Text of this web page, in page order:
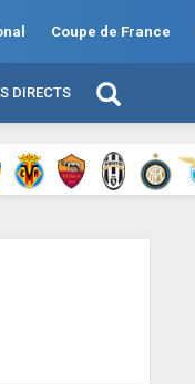
Coupe de France
DIRECTS